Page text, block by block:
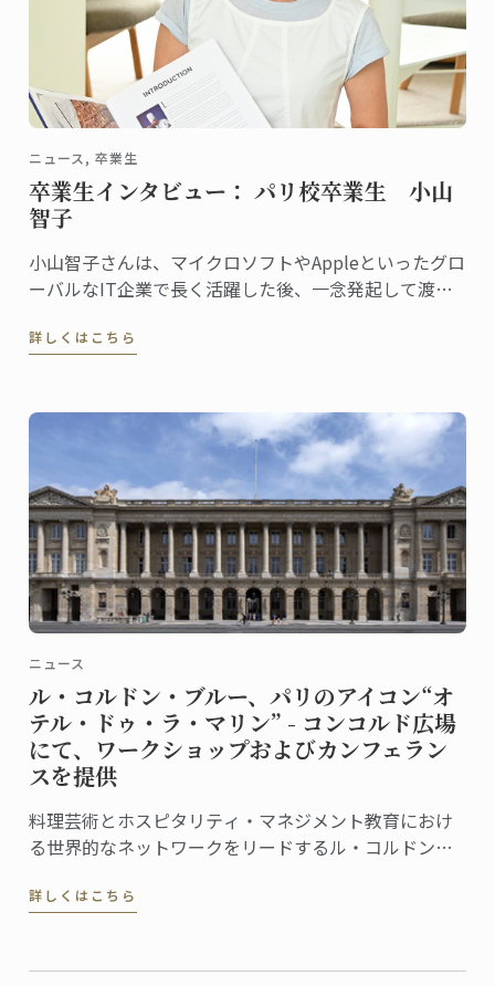
ニュース, 卒業生
卒業生インタビュー： パリ校卒業生 小山
智子
小山智子さんは、マイクロソフトやAppleといったグロ
ーバルなIT企業で長く活躍した後、一念発起して渡
た。
詳しくはこちら
ニュース
ル・コルドン・ブルー、パリのアイコン“オ
テル・ドゥ・ラ・マリン” - コンコルド広場
にて、ワークショップおよびカンフェラン
スを提供
料理芸術とホスピタリティ・マネジメント教育におけ
る世界的なネットワークをリードするル・コルドン・
des Monuments Nationaux, CMN）より、パリのオテ
詳しくはこちら